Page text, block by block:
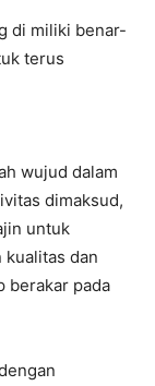
di miliki benar-
terus
wujud dalam
dimaksud,
untuk
dan
berakar pada